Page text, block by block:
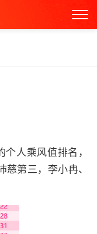
人乘风值排名，
第三，李小冉、